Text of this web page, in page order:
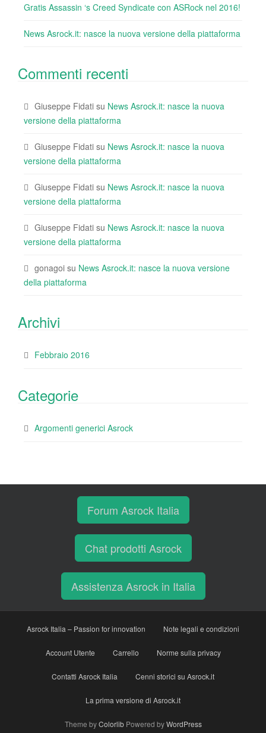
Gratis Assassin ‘s Creed Syndicate con ASRock nel 2016!
News Asrock.it: nasce la nuova versione della piattaforma
Commenti recenti
Giuseppe Fidati su News Asrock.it: nasce la nuova
versione della piattaforma
Giuseppe Fidati su News Asrock.it: nasce la nuova
versione della piattaforma
Giuseppe Fidati su News Asrock.it: nasce la nuova
versione della piattaforma
Giuseppe Fidati su News Asrock.it: nasce la nuova
versione della piattaforma
gonagoi su News Asrock.it: nasce la nuova versione
della piattaforma
Archivi
Febbraio 2016
Categorie
Argomenti generici Asrock
Forum Asrock Italia
Chat prodotti Asrock
Assistenza Asrock in Italia
Asrock Italia – Passion for innovation Note legali e condizioni
Account Utente Carrello Norme sulla privacy
Contatti Asrock Italia Cenni storici su Asrock.it
La prima versione di Asrock.it
Theme byColorlibPowered byWordPress